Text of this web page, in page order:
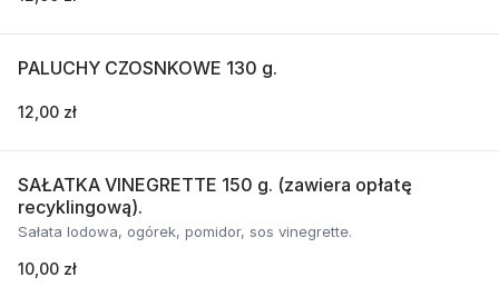
PALUCHY CZOSNKOWE 130 g.
12,00 zł
SAŁATKA VINEGRETTE 150 g. (zawiera opłatę
recyklingową).
Sałata lodowa, ogórek, pomidor, sos vinegrette.
10,00 zł